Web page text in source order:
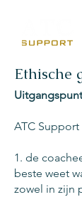
Ethische
ATC Support
1. de
beste weet
zowel in zijn